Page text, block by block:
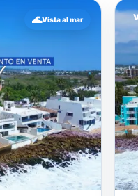
🌊Vista al mar